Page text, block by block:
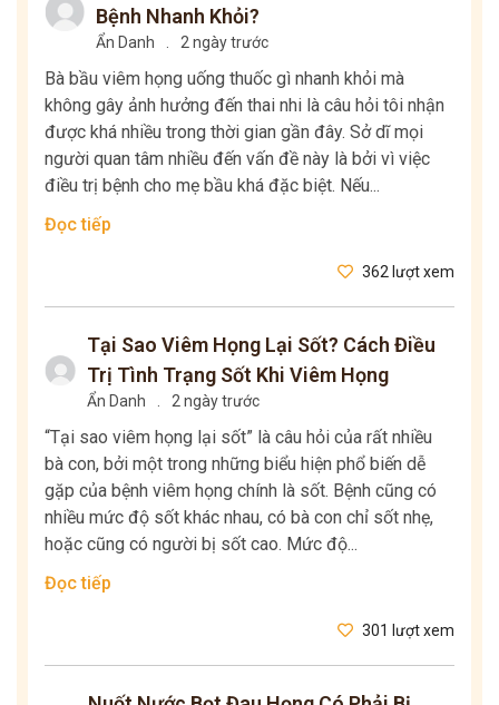
Bệnh Nhanh Khỏi?
Ẩn Danh 2 ngày trước
Bà bầu viêm họng uống thuốc gì nhanh khỏi mà
không gây ảnh hưởng đến thai nhi là câu hỏi tôi nhận
được khá nhiều trong thời gian gần đây. Sở dĩ mọi
người quan tâm nhiều đến vấn đề này là bởi vì việc
điều trị bệnh cho mẹ bầu khá đặc biệt. Nếu...
Đọc tiếp
362 lượt xem
Tại Sao Viêm Họng Lại Sốt? Cách Điều
Trị Tình Trạng Sốt Khi Viêm Họng
Ẩn Danh 2 ngày trước
“Tại sao viêm họng lại sốt” là câu hỏi của rất nhiều
bà con, bởi một trong những biểu hiện phổ biến dễ
gặp của bệnh viêm họng chính là sốt. Bệnh cũng có
nhiều mức độ sốt khác nhau, có bà con chỉ sốt nhẹ,
hoặc cũng có người bị sốt cao. Mức độ...
Đọc tiếp
301 lượt xem